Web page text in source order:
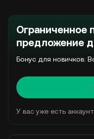
Ограниченное
предложение
Бонус для новичков:
У вас уже есть